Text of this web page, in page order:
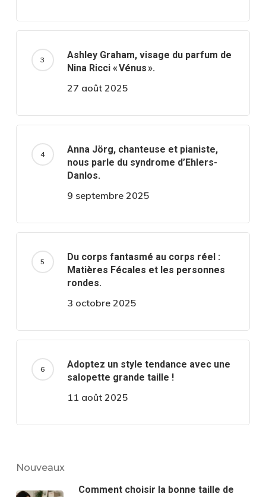
Ashley Graham, visage du parfum de
Nina Ricci « Vénus ».
27 août 2025
Anna Jörg, chanteuse et pianiste,
nous parle du syndrome d’Ehlers-
Danlos.
9 septembre 2025
Du corps fantasmé au corps réel :
Matières Fécales et les personnes
rondes.
3 octobre 2025
Adoptez un style tendance avec une
salopette grande taille !
11 août 2025
Nouveaux
Comment choisir la bonne taille de